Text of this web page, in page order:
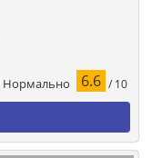
Нормально 6.6 / 10